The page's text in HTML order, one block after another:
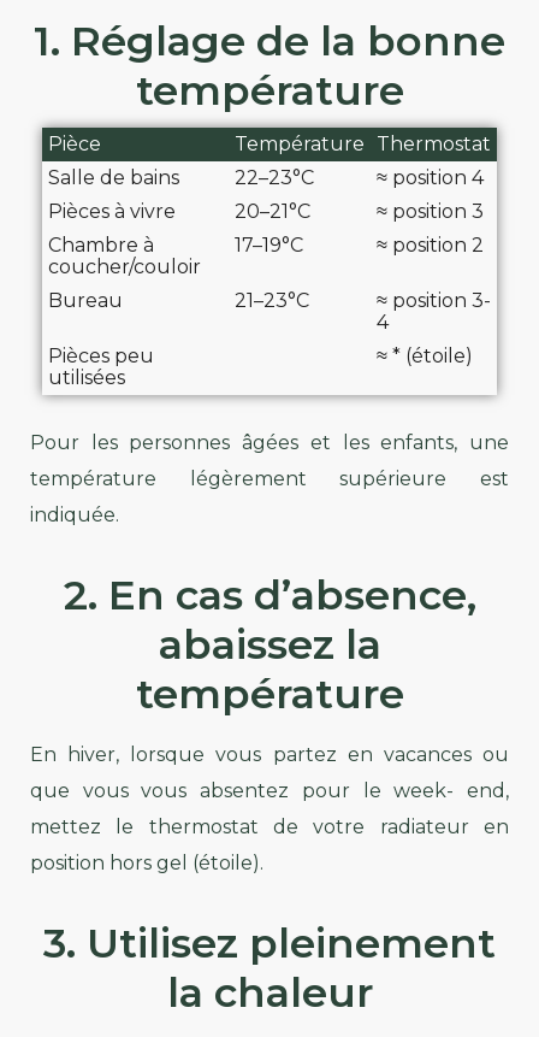
1. Réglage de la bonne
température
Pièce Température
Thermostat
Salle de bains
22–23°C
≈ position 4
Pièces à vivre
20–21°C
≈ position 3
Chambre à
coucher/couloir
17–19°C ≈ position 2
Bureau 21–23°C
≈ position 3-
4
Pièces peu
utilisées
≈ * (étoile)
Pour les personnes âgées et les enfants, une
température légèrement supérieure est
indiquée.
2. En cas d’absence,
abaissez la
température
En hiver, lorsque vous partez en vacances ou
que vous vous absentez pour le week- end,
mettez le thermostat de votre radiateur en
position hors gel (étoile).
3. Utilisez pleinement
la chaleur